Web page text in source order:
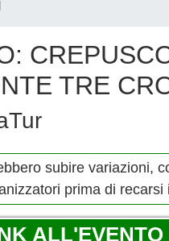
TRE
subire variazioni,
prima di recarsi
ALL'EVENTO